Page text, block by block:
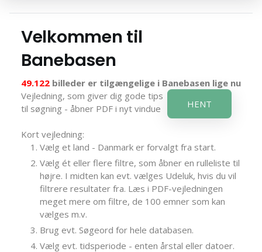
Velkommen til
Banebasen
49.122 billeder er tilgængelige i Banebasen lige nu
Vejledning, som giver dig gode tips
til søgning - åbner PDF i nyt vindue
HENT
Kort vejledning:
Vælg et land - Danmark er forvalgt fra start.
Vælg ét eller flere filtre, som åbner en rulleliste til
højre. I midten kan evt. vælges Udeluk, hvis du vil
filtrere resultater fra. Læs i PDF-vejledningen
meget mere om filtre, de 100 emner som kan
vælges m.v.
Brug evt. Søgeord for hele databasen.
Vælg evt. tidsperiode - enten årstal eller datoer.